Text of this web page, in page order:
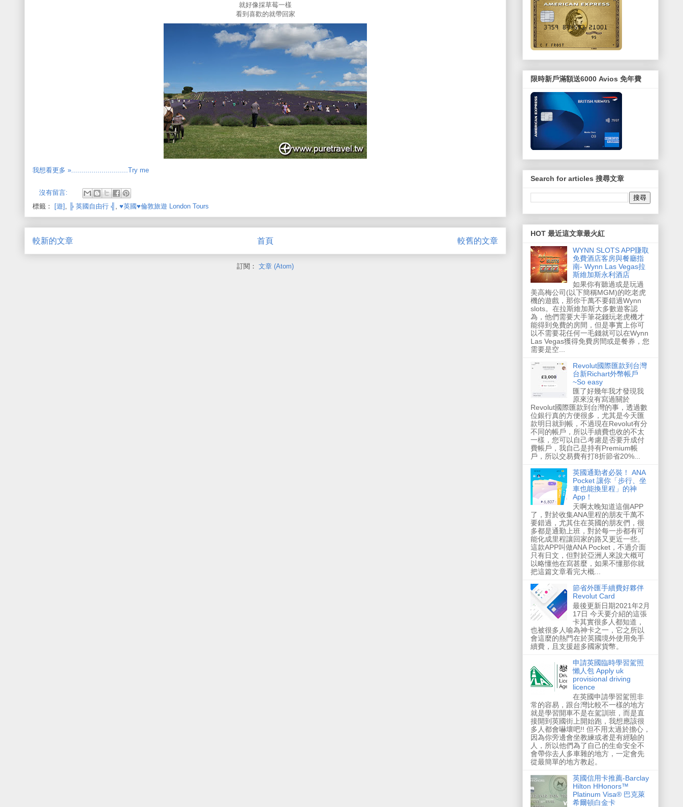
就好像採草莓一樣
看到喜歡的就帶回家
我想看更多 »............................Try me
沒有留言:
標籤：
[遊] ╠ 英國自由行 ╣ ♥英國♥倫敦旅遊 London Tours
較新的文章 較舊的文章
首頁
訂閱： 文章 (Atom)
限時新戶滿額送6000 Avios 免年費
Search for articles 搜尋文章
HOT 最近這文章最火紅
WYNN SLOTS APP賺取
免費酒店客房與餐廳指
南- Wynn Las Vegas拉
斯維加斯永利酒店
如果你有聽過或是玩過
美高梅公司(以下簡稱MGM)的吃老虎
機的遊戲，那你千萬不要錯過Wynn
slots。在拉斯維加斯大多數遊客認
為，他們需要大手筆花錢玩老虎機才
能得到免費的房間，但是事實上你可
以不需要花任何一毛錢就可以在Wynn
Las Vegas獲得免費房間或是餐券，您
需要是空...
Revolut國際匯款到台灣
台新Richart外幣帳戶
~So easy
匯了好幾年我才發現我
原來沒有寫過關於
Revolut國際匯款到台灣的事，透過數
位銀行真的方便很多，尤其是今天匯
款明日就到帳，不過現在Revolut有分
不同的帳戶，所以手續費也收的不太
一樣，您可以自己考慮是否要升成付
費帳戶，我自己是持有Premium帳
戶，所以交易費有打8折節省20%...
英國通勤者必裝！ ANA
Pocket 讓你「步行、坐
車也能換里程」的神
App！
天啊太晚知道這個APP
了，對於收集ANA里程的朋友千萬不
要錯過，尤其住在英國的朋友們，很
多都是通勤上班，對於每一步都有可
能化成里程讓回家的路又更近一些。
這款APP叫做ANA Pocket，不過介面
只有日文，但對於亞洲人來說大概可
以略懂他在寫甚麼，如果不懂那你就
把這篇文章看完大概...
節省外匯手續費好夥伴
Revolut Card
最後更新日期2021年2月
17日 今天要介紹的這張
卡其實很多人都知道，
也被很多人喻為神卡之一，它之所以
會這麼的熱門在於英國境外使用免手
續費，且支援超多國家貨幣。
申請英國臨時學習駕照
懶人包 Apply uk
provisional driving
licence
在英國申請學習駕照非
常的容易，跟台灣比較不一樣的地方
就是學習開車不是在駕訓班，而是直
接開到英國街上開始跑，我想應該很
多人都會嚇壞吧!! 但不用太過於擔心，
因為你旁邊會坐教練或者是有經驗的
人，所以他們為了自己的生命安全不
會帶你去人多車雜的地方，一定會先
從最簡單的地方教起。
英國信用卡推薦-Barclay
Hilton HHonors™
Platinum Visa® 巴克萊
希爾頓白金卡